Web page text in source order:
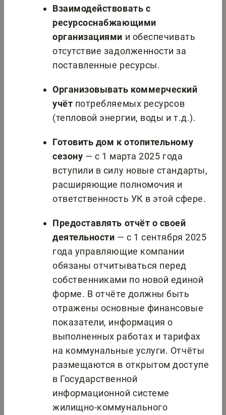
Взаимодействовать с
ресурсоснабжающими
организациями и обеспечивать
отсутствие задолженности за
поставленные ресурсы.
Организовывать коммерческий
учёт потребляемых ресурсов
(тепловой энергии, воды и т.д.).
Готовить дом к отопительному
сезону — с 1 марта 2025 года
вступили в силу новые стандарты,
расширяющие полномочия и
ответственность УК в этой сфере.
Предоставлять отчёт о своей
деятельности — с 1 сентября 2025
года управляющие компании
обязаны отчитываться перед
собственниками по новой единой
форме. В отчёте должны быть
отражены основные финансовые
показатели, информация о
выполненных работах и тарифах
на коммунальные услуги. Отчёты
размещаются в открытом доступе
в Государственной
информационной системе
жилищно-коммунального